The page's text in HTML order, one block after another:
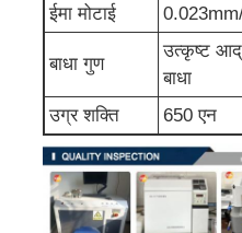
एल्यूमिनियम मधुकोश
मिरर एल्यूमीनियम
ईमा मोटाई
बाधा गुण
उत्कृष्ट
बाधा
उग्र शक्ति
650 एन